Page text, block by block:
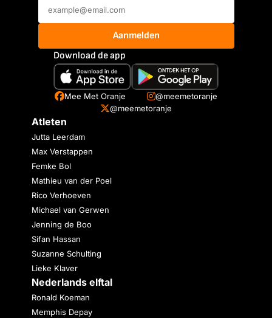
Aanmelden
Download de app
Mee Met Oranje
@meemetoranje
@meemetoranje
Atleten
Jutta Leerdam
Max Verstappen
Femke Bol
Mathieu van der Poel
Rico Verhoeven
Michael van Gerwen
Jenning de Boo
Sifan Hassan
Suzanne Schulting
Lieke Klaver
Nederlands elftal
Ronald Koeman
Memphis Depay